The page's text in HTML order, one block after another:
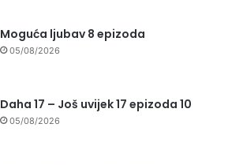
Moguća ljubav 8 epizoda
05/08/2026
Daha 17 – Još uvijek 17 epizoda 10
05/08/2026